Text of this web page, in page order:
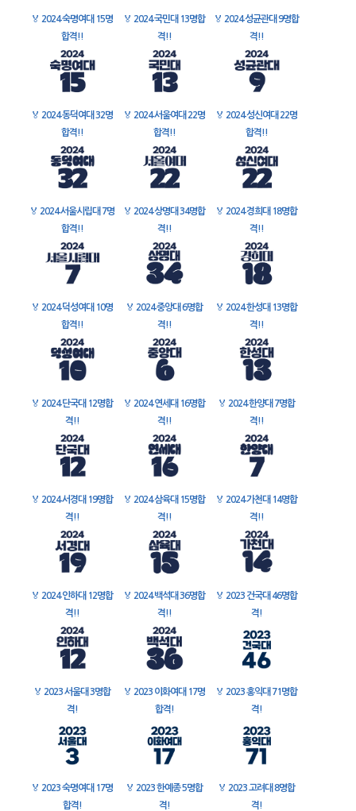
🏅 2024 숙명여대 15명
합격!!
🏅 2024 국민대 13명합
격!!
🏅 2024 성균관대 9명합
격!!
🏅 2024 동덕여대 32명
합격!!
🏅 2024 서울여대 22명
합격!!
🏅 2024 성신여대 22명
합격!!
🏅 2024 서울시립대 7명
합격!!
🏅 2024 상명대 34명합
격!!
🏅 2024 경희대 18명합
격!!
🏅 2024 덕성여대 10명
합격!!
🏅 2024 중앙대 6명합
격!!
🏅 2024 한성대 13명합
격!!
🏅 2024 단국대 12명합
격!!
🏅 2024 연세대 16명합
격!!
🏅 2024 한양대 7명합
격!!
🏅 2024 서경대 19명합
격!!
🏅 2024 삼육대 15명합
격!!
🏅 2024 가천대 14명합
격!!
🏅 2024 인하대 12명합
격!!
🏅 2024 백석대 36명합
격!!
🏅 2023 건국대 46명합
격!
🏅 2023 서울대 3명합
격!
🏅 2023 이화여대 17명
합격!
🏅 2023 홍익대 71명합
격!
🏅 2023 숙명여대 17명
합격!
🏅 2023 한예종 5명합
격!
🏅 2023 고려대 8명합
격!